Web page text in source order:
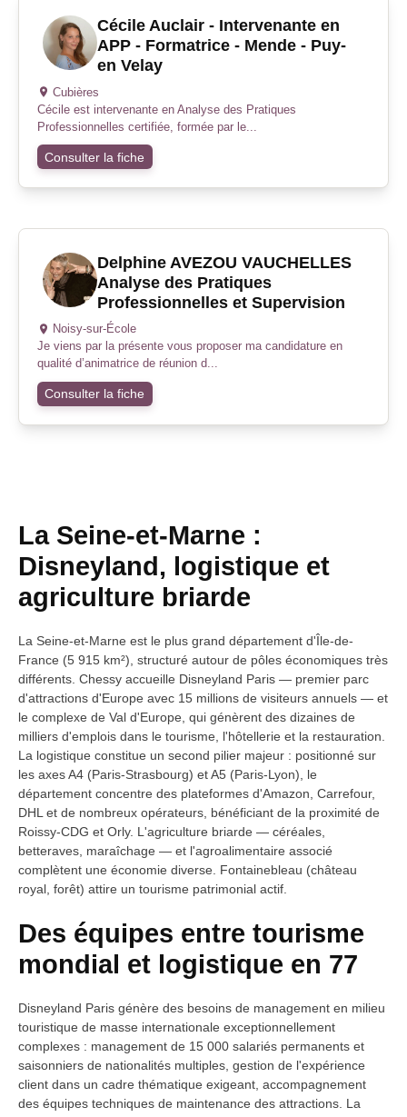
Cécile Auclair - Intervenante en
APP - Formatrice - Mende - Puy-
en Velay
Cubières
Cécile est intervenante en Analyse des Pratiques
Professionnelles certifiée, formée par le...
Consulter la fiche
Delphine AVEZOU VAUCHELLES
Analyse des Pratiques
Professionnelles et Supervision
Noisy-sur-École
Je viens par la présente vous proposer ma candidature en
qualité d’animatrice de réunion d...
Consulter la fiche
La Seine-et-Marne :
Disneyland, logistique et
agriculture briarde
La Seine-et-Marne est le plus grand département d'Île-de-
France (5 915 km²), structuré autour de pôles économiques très
différents. Chessy accueille Disneyland Paris — premier parc
d'attractions d'Europe avec 15 millions de visiteurs annuels — et
le complexe de Val d'Europe, qui génèrent des dizaines de
milliers d'emplois dans le tourisme, l'hôtellerie et la restauration.
La logistique constitue un second pilier majeur : positionné sur
les axes A4 (Paris-Strasbourg) et A5 (Paris-Lyon), le
département concentre des plateformes d'Amazon, Carrefour,
DHL et de nombreux opérateurs, bénéficiant de la proximité de
Roissy-CDG et Orly. L'agriculture briarde — céréales,
betteraves, maraîchage — et l'agroalimentaire associé
complètent une économie diverse. Fontainebleau (château
royal, forêt) attire un tourisme patrimonial actif.
Des équipes entre tourisme
mondial et logistique en 77
Disneyland Paris génère des besoins de management en milieu
touristique de masse internationale exceptionnellement
complexes : management de 15 000 salariés permanents et
saisonniers de nationalités multiples, gestion de l'expérience
client dans un cadre thématique exigeant, accompagnement
des équipes techniques de maintenance des attractions. La